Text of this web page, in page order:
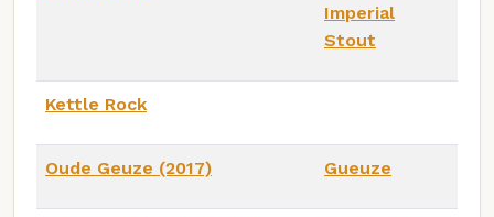
Imperial
Stout
Kettle Rock
Oude Geuze (2017) Gueuze